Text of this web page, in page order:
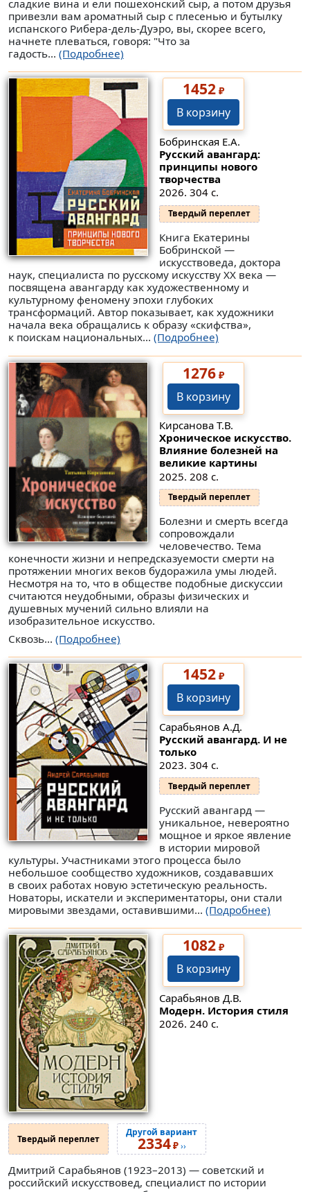
сладкие вина и ели пошехонский сыр, а потом друзья
привезли вам ароматный сыр с плесенью и бутылку
испанского Рибера-дель-Дуэро, вы, скорее всего,
начнете плеваться, говоря: "Что за
гадость... (Подробнее)
1452₽
В корзину
Бобринская Е.А.
Русский авангард:
принципы нового
творчества
2026. 304 с.
Твердый переплет
Книга Екатерины
Бобринской —
искусствоведа, доктора
наук, специалиста по русскому искусству ХХ века —
посвящена авангарду как художественному и
культурному феномену эпохи глубоких
трансформаций. Автор показывает, как художники
начала века обращались к образу «скифства»,
к поискам национальных... (Подробнее)
1276₽
В корзину
Кирсанова Т.В.
Хроническое искусство.
Влияние болезней на
великие картины
2025. 208 с.
Твердый переплет
Болезни и смерть всегда
сопровождали
человечество. Тема
конечности жизни и непредсказуемости смерти на
протяжении многих веков будоражила умы людей.
Несмотря на то, что в обществе подобные дискуссии
считаются неудобными, образы физических и
душевных мучений сильно влияли на
изобразительное искусство.
Сквозь... (Подробнее)
1452₽
В корзину
Сарабьянов А.Д.
Русский авангард. И не
только
2023. 304 с.
Твердый переплет
Русский авангард —
уникальное, невероятно
мощное и яркое явление
в истории мировой
культуры. Участниками этого процесса было
небольшое сообщество художников, создававших
в своих работах новую эстетическую реальность.
Новаторы, искатели и экспериментаторы, они стали
мировыми звездами, оставившими... (Подробнее)
1082₽
В корзину
Сарабьянов Д.В.
Модерн. История стиля
2026. 240 с.
Твердый переплет
Другой вариант
2334₽››
Дмитрий Сарабьянов (1923–2013) — советский и
российский искусствовед, специалист по истории